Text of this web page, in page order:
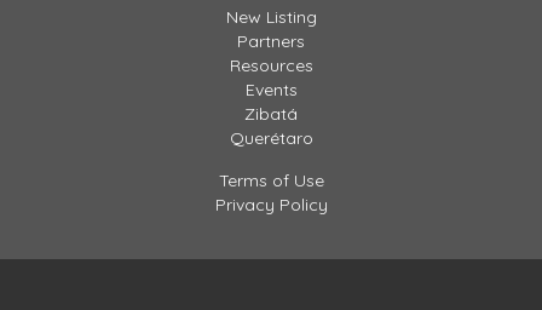
New Listing
Partners
Resources
Events
Zibatá
Querétaro
Terms of Use
Privacy Policy